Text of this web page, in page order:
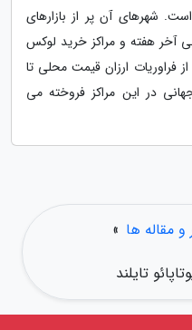
شهرهای آن پر از بازارهای
آخر هفته و مراکز خرید لوکس
ارزان قیمت محلی تا
در این مراکز فروخته می
و مقاله ها »
تایلند